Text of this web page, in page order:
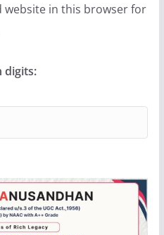
website in this browser for
digits: